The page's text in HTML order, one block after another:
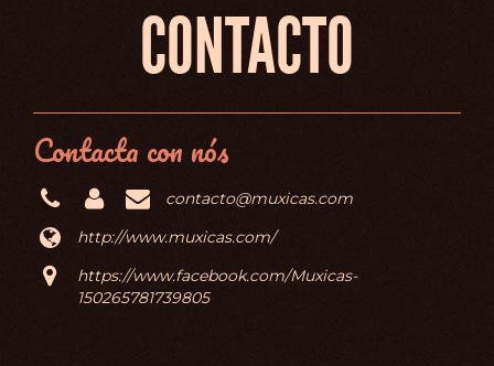
CONTACTO
Contacta con nós
contacto@muxicas.com
http://www.muxicas.com/
https://www.facebook.com/Muxicas-
150265781739805